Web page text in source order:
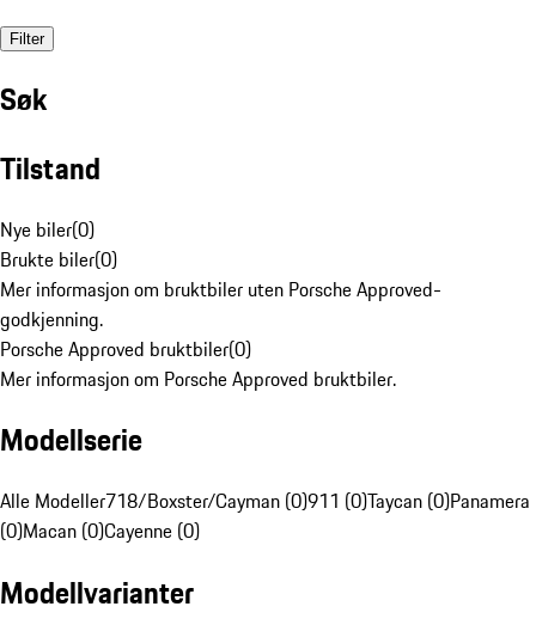
Filter
Søk
Tilstand
Nye biler(0)
Brukte biler(0)
Mer informasjon om bruktbiler uten Porsche Approved-
godkjenning.
Porsche Approved bruktbiler(0)
Mer informasjon om Porsche Approved bruktbiler.
Modellserie
Alle Modeller718/Boxster/Cayman (0)911 (0)Taycan (0)Panamera
(0)Macan (0)Cayenne (0)
Modellvarianter